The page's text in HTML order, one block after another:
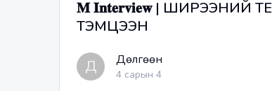
𝐌 𝐈𝐧𝐭𝐞𝐫𝐯𝐢𝐞𝐰 | ШИРЭЭНИЙ
ТЭМЦЭЭН
Д Дөлгөөн
4 сарын 4